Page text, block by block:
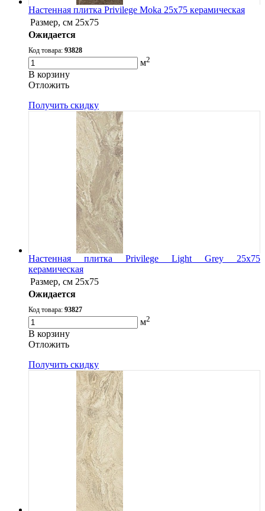
Настенная плитка Privilege Moka 25x75 керамическая
Размер, см 25x75
Ожидается
Код товара: 93828
м2
В корзину
Oтложить
Получить скидку
Настенная плитка Privilege Light Grey 25x75
керамическая
Размер, см 25x75
Ожидается
Код товара: 93827
м2
В корзину
Oтложить
Получить скидку